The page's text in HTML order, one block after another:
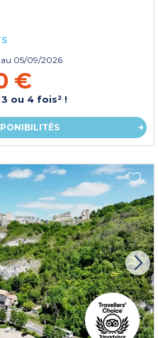
au 05/09/2026
€
ou 4 fois² !